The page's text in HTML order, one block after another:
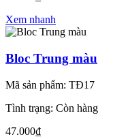
Xem nhanh
Bloc Trung màu
Mã sản phẩm: TĐ17
Tình trạng: Còn hàng
47.000₫